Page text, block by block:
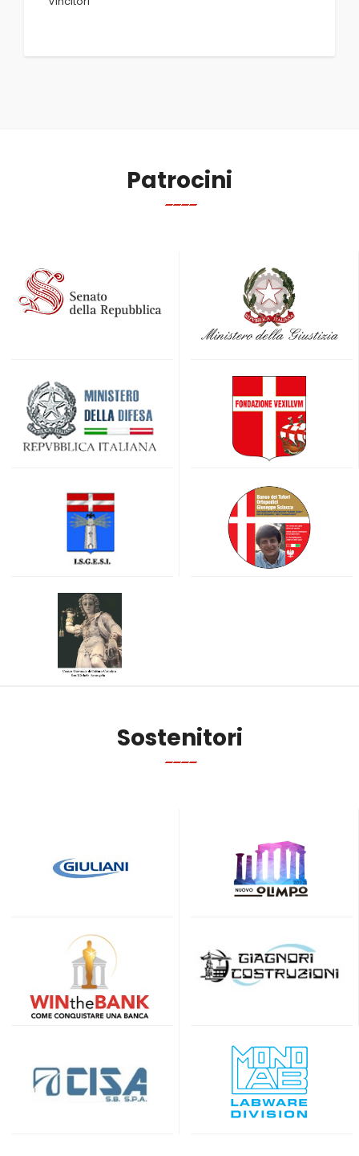
Patrocini
Sostenitori